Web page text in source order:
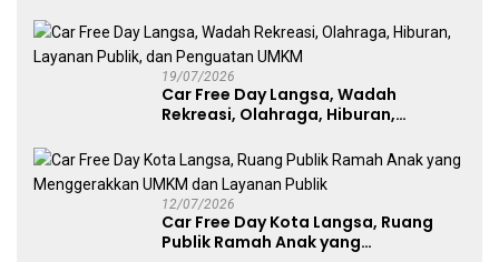
19/07/2026
Car Free Day Langsa, Wadah
Rekreasi, Olahraga, Hiburan,
UMKM
12/07/2026
Car Free Day Kota Langsa, Ruang
Publik Ramah Anak yang